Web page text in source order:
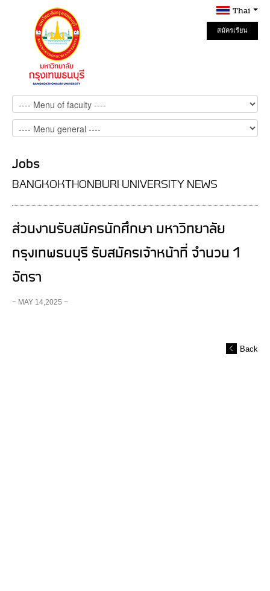
Thai
สมัครเรียน
Online
Jobs
BANGKOKTHONBURI UNIVERSITY NEWS
ส่วนงานรับสมัครนักศึกษา มหาวิทยาลัย
กรุงเทพธนบุรี รับสมัครเจ้าหน้าที่ จำนวน 1
อัตรา
− MAY 14,2025 −
Back